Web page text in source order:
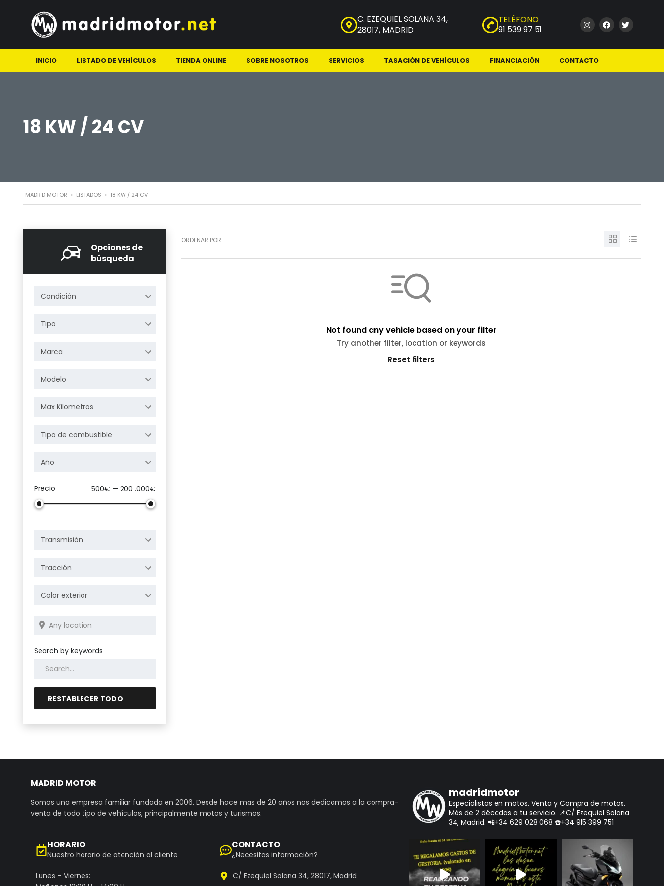
C. EZEQUIEL SOLANA 34,
28017, MADRID
TELÉFONO
91 539 97 51
INICIO LISTADO DE VEHÍCULOS TIENDA ONLINE SOBRE NOSOTROS SERVICIOS TASACIÓN DE VEHÍCULOS FINANCIACIÓN CONTACTO
18 KW / 24 CV
MADRID MOTOR > LISTADOS > 18 KW / 24 CV
Opciones de
búsqueda
Condición
Tipo
Marca
Modelo
Max Kilometros
Tipo de combustible
Año
Precio 500€ — 200 .000€
Transmisión
Tracción
Color exterior
Search by keywords
RESTABLECER TODO
ORDENAR POR:
Not found any vehicle based on your filter
Try another filter, location or keywords
Reset filters
MADRID MOTOR
Somos una empresa familiar fundada en 2006. Desde hace mas de 20 años nos dedicamos a la compra-
venta de todo tipo de vehículos, principalmente motos y turismos.
HORARIO
Nuestro horario de atención al cliente
Lunes – Viernes:
CONTACTO
¿Necesitas información?
C/ Ezequiel Solana 34, 28017, Madrid
madridmotor
Especialistas en motos. Venta y Compra de motos.
Más de 2 décadas a tu servicio. 📌C/ Ezequiel Solana
34, Madrid. 📲+34 629 028 068 ☎️+34 915 399 751